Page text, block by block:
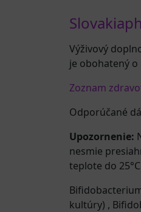
Výživový
je obohatený
Zoznam
Odporúčané
Upozornenie:
nesmie
teplote do
kultúry) ,